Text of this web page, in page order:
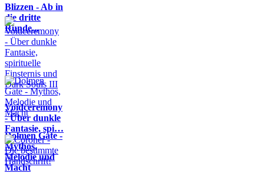
Blizzen - Ab in
die dritte
Runde...
Voidceremony
- Über dunkle
Fantasie, spi…
Dolmen Gate -
Mythos,
Melodie und
Macht